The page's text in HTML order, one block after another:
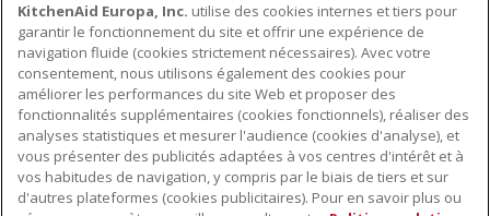
KitchenAid Europa, Inc. utilise des cookies internes et tiers pour
garantir le fonctionnement du site et offrir une expérience de
navigation fluide (cookies strictement nécessaires). Avec votre
consentement, nous utilisons également des cookies pour
améliorer les performances du site Web et proposer des
fonctionnalités supplémentaires (cookies fonctionnels), réaliser des
analyses statistiques et mesurer l'audience (cookies d'analyse), et
vous présenter des publicités adaptées à vos centres d'intérêt et à
vos habitudes de navigation, y compris par le biais de tiers et sur
d'autres plateformes (cookies publicitaires). Pour en savoir plus ou